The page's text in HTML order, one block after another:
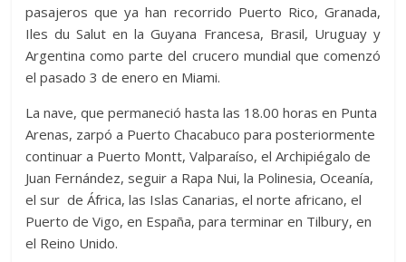
pasajeros que ya han recorrido Puerto Rico, Granada,
Iles du Salut en la Guyana Francesa, Brasil, Uruguay y
Argentina como parte del crucero mundial que comenzó
el pasado 3 de enero en Miami.
La nave, que permaneció hasta las 18.00 horas en Punta
Arenas, zarpó a Puerto Chacabuco para posteriormente
continuar a Puerto Montt, Valparaíso, el Archipiégalo de
Juan Fernández, seguir a Rapa Nui, la Polinesia, Oceanía,
el sur de África, las Islas Canarias, el norte africano, el
Puerto de Vigo, en España, para terminar en Tilbury, en
el Reino Unido.